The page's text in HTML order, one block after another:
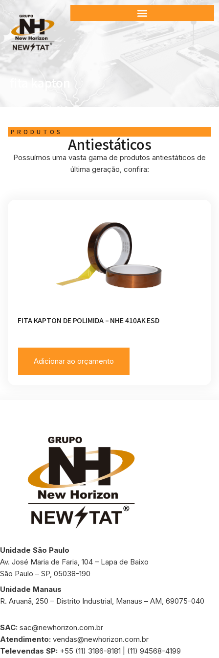
fita kapton
PRODUTOS
Antiestáticos
Possuímos uma vasta gama de produtos antiestáticos de
última geração, confira:
FITA KAPTON DE POLIMIDA – NHE 410AK ESD
Adicionar ao orçamento
Unidade São Paulo
Av. José Maria de Faria, 104 – Lapa de Baixo
São Paulo – SP, 05038-190
Unidade Manaus
R. Aruanã, 250 – Distrito Industrial, Manaus – AM, 69075-040
SAC: sac@newhorizon.com.br
Atendimento: vendas@newhorizon.com.br
Televendas SP: +55 (11) 3186-8181 | (11) 94568-4199